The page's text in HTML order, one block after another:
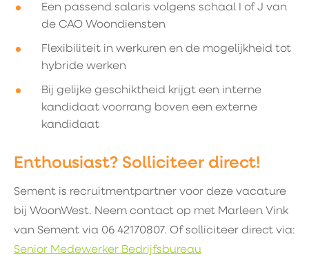
Een passend salaris volgens schaal I of J van
de CAO Woondiensten
Flexibiliteit in werkuren en de mogelijkheid tot
hybride werken
Bij gelijke geschiktheid krijgt een interne
kandidaat voorrang boven een externe
kandidaat
Enthousiast? Solliciteer direct!
Sement is recruitmentpartner voor deze vacature
bij WoonWest. Neem contact op met Marleen Vink
van Sement via 06 42170807. Of solliciteer direct via:
Senior Medewerker Bedrijfsbureau